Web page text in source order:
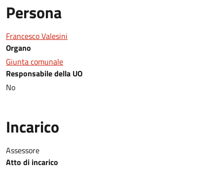
Persona
Francesco Valesini
Organo
Giunta comunale
Responsabile della UO
No
Incarico
Assessore
Atto di incarico